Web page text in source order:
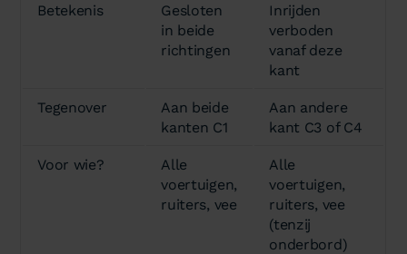
Betekenis
Gesloten
in beide
richtingen
Inrijden
verboden
vanaf deze
kant
Tegenover
Aan beide
kanten C1
Aan andere
kant C3 of C4
Voor wie?
Alle
voertuigen,
ruiters, vee
Alle
voertuigen,
ruiters, vee
(tenzij
onderbord)